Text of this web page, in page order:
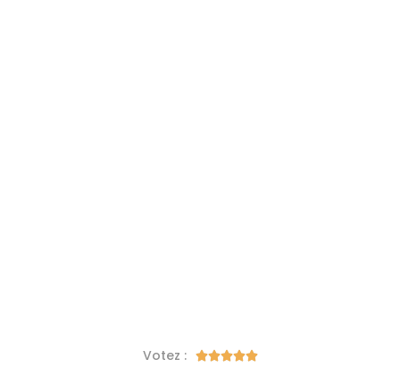
Votez : 